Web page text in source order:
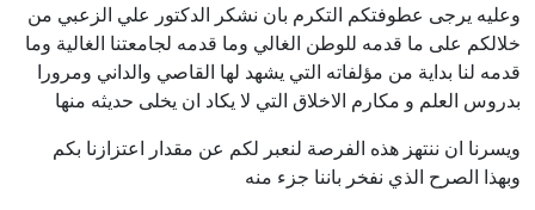
وعليه يرجى عطوفتكم التكرم بان نشكر الدكتور علي الزعبي من
خلالكم على ما قدمه للوطن الغالي وما قدمه لجامعتنا الغالية وما
قدمه لنا بداية من مؤلفاته التي يشهد لها القاصي والداني ومرورا
بدروس العلم و مكارم الاخلاق التي لا يكاد ان يخلى حديثه منها
ويسرنا ان ننتهز هذه الفرصة لنعبر لكم عن مقدار اعتزازنا بكم
وبهذا الصرح الذي نفخر باننا جزء منه